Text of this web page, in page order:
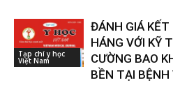
Tạp chí y học
Việt Nam
ĐÁNH GIÁ KẾT
HÁNG VỚI KỸ
CƯỜNG BAO
BỀN TẠI BỆNH